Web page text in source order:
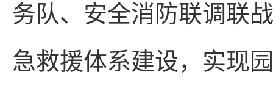
务队、安全消防联调联
急救援体系建设，实现